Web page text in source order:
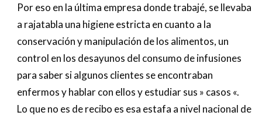
Por eso en la última empresa donde trabajé, se llevaba
a rajatabla una higiene estricta en cuanto a la
conservación y manipulación de los alimentos, un
control en los desayunos del consumo de infusiones
para saber si algunos clientes se encontraban
enfermos y hablar con ellos y estudiar sus » casos «.
Lo que no es de recibo es esa estafa a nivel nacional de